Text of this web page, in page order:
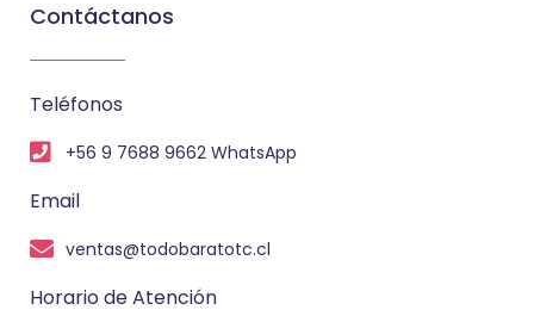
Contáctanos
Teléfonos
+56 9 7688 9662 WhatsApp
Email
ventas@todobaratotc.cl
Horario de Atención